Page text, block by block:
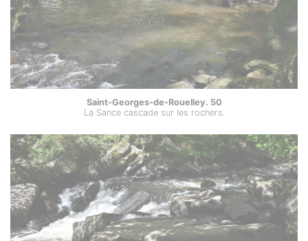
Saint-Georges-de-Rouelley. 50
La Sance cascade sur les rochers.